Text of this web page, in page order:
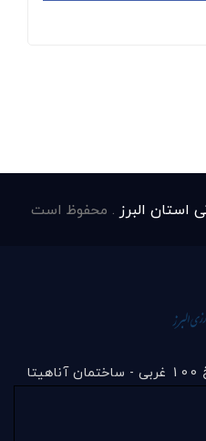
استان البرز . محفوظ است